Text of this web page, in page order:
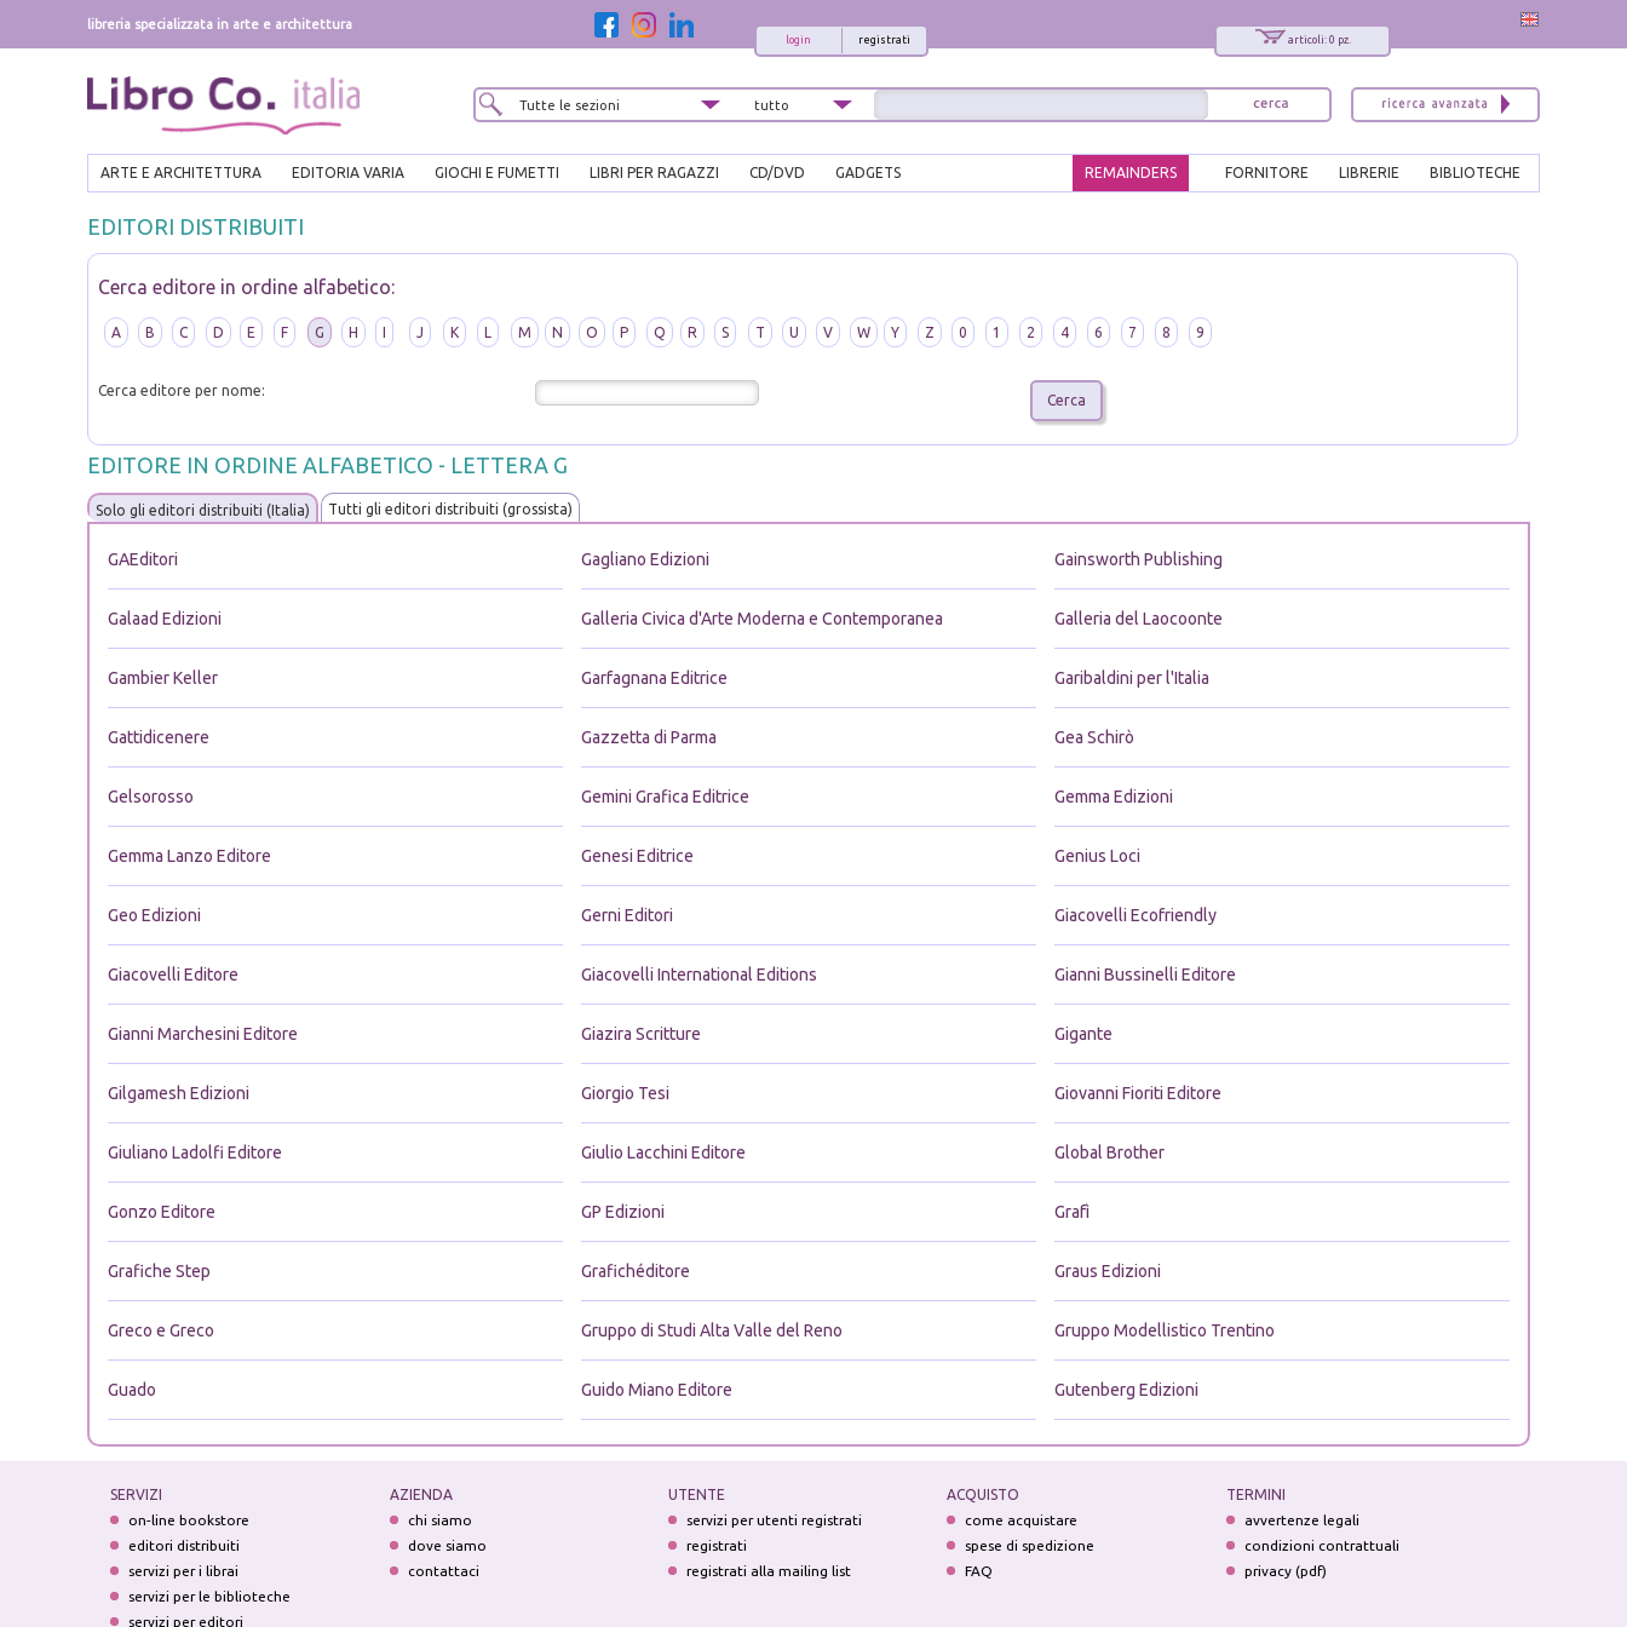
libreria specializzata in arte e architettura
articoli: 0 pz.
registrati
login
ARTE E ARCHITETTURA EDITORIA VARIA GIOCHI E FUMETTI LIBRI PER RAGAZZI CD/DVD GADGETS BIBLIOTECHE
LIBRERIE
FORNITORE
REMAINDERS
EDITORI DISTRIBUITI
Cerca editore in ordine alfabetico:
A B C D E F G H J K M N O P Q R S T U V W Y Z 0 1 2 4 6 7 8 9
Cerca editore per nome:
EDITORE IN ORDINE ALFABETICO - LETTERA G
Solo gli editori distribuiti (Italia) Tutti gli editori distribuiti (grossista)
GAEditori Gagliano Edizioni Gainsworth Publishing
Galaad Edizioni Galleria Civica d'Arte Moderna e Contemporanea Galleria del Laocoonte
Gambier Keller Garfagnana Editrice Garibaldini per l'Italia
Gattidicenere Gazzetta di Parma Gea Schirò
Gelsorosso Gemini Grafica Editrice Gemma Edizioni
Gemma Lanzo Editore Genesi Editrice Genius Loci
Geo Edizioni Gerni Editori Giacovelli Ecofriendly
Giacovelli Editore Giacovelli International Editions Gianni Bussinelli Editore
Gianni Marchesini Editore Giazira Scritture Gigante
Gilgamesh Edizioni Giorgio Tesi Giovanni Fioriti Editore
Giuliano Ladolfi Editore Giulio Lacchini Editore Global Brother
Gonzo Editore GP Edizioni Grafì
Grafiche Step Grafichéditore Graus Edizioni
Greco e Greco Gruppo di Studi Alta Valle del Reno Gruppo Modellistico Trentino
Guado Guido Miano Editore Gutenberg Edizioni
SERVIZI
on-line bookstore
editori distribuiti
servizi per i librai
servizi per le biblioteche
servizi per editori
AZIENDA
chi siamo
dove siamo
contattaci
UTENTE
servizi per utenti registrati
registrati
registrati alla mailing list
ACQUISTO
come acquistare
spese di spedizione
FAQ
TERMINI
avvertenze legali
condizioni contrattuali
privacy (pdf)